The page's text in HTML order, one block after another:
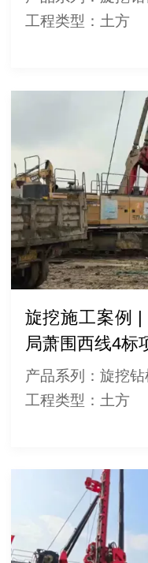
工程类型：土方
旋挖施工案例 |
局萧围西线4标
产品系列：旋挖钻
工程类型：土方